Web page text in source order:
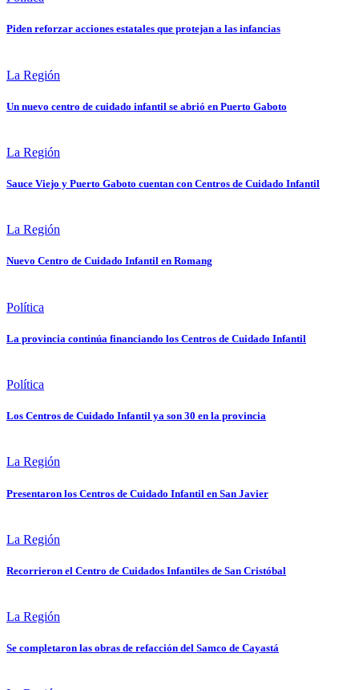
Piden reforzar acciones estatales que protejan a las infancias
La Región
Un nuevo centro de cuidado infantil se abrió en Puerto Gaboto
La Región
Sauce Viejo y Puerto Gaboto cuentan con Centros de Cuidado Infantil
La Región
Nuevo Centro de Cuidado Infantil en Romang
Política
La provincia continúa financiando los Centros de Cuidado Infantil
Política
Los Centros de Cuidado Infantil ya son 30 en la provincia
La Región
Presentaron los Centros de Cuidado Infantil en San Javier
La Región
Recorrieron el Centro de Cuidados Infantiles de San Cristóbal
La Región
Se completaron las obras de refacción del Samco de Cayastá